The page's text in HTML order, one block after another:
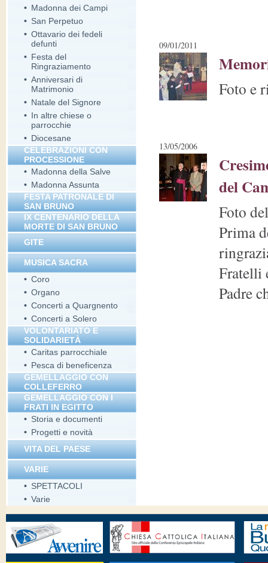
• Madonna dei Campi
• San Perpetuo
• Ottavario dei fedeli
defunti
• Festa del
Ringraziamento
• Anniversari di
Matrimonio
• Natale del Signore
• In altre chiese o
parrocchie
• Diocesane
CELEBRAZIONI CON
PROCESSIONE
• Madonna della Salve
• Madonna Assunta
FESTA PATRONALE DI
SAN BRUNO
IX CENTENARIO DELLA
MORTE DI SAN BRUNO
GITE
MUSICA SACRA
• Coro
• Organo
• Concerti a Quargnento
• Concerti a Solero
VOLONTARIATO E
SOLIDARIETÀ
• Caritas parrocchiale
• Pesca di beneficenza
GEMELLAGGIO CON
COLLEFERRO
GEMELLAGGIO CON I
FRATI IN EGITTO
• Storia e documenti
• Progetti e novità
VITA DEL PAESE
VARIE
• SPETTACOLI
• Varie
09/01/2011
Foto e
13/05/2006
del
Foto
Prima
Fratelli
Padre